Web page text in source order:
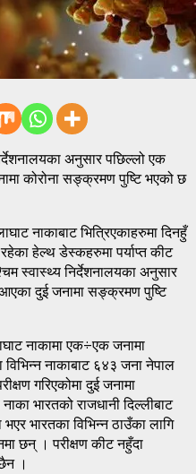
अनुसार पछिल्लो एक
कोरोना सङ्क्रमण पुष्टि भएको छ
नाकाबाट भित्रिएकाहरुमा दिनहुँ
हेल्थ डेस्कहरुमा पर्याप्त कीट
स्वास्थ्य निर्देशनालयका अनुसार
दुई जनामा सङ्क्रमण पुष्टि
नाकामा एक÷एक जनामा
नाकाबाट ६४३ जना नेपाल
गरिएकोमा दुई जनामा
भारतको राजधानी दिल्लीबाट
भारतका विभिन्न ठाउँका लागि
छन् । परीक्षण कीट नहुँदा
।